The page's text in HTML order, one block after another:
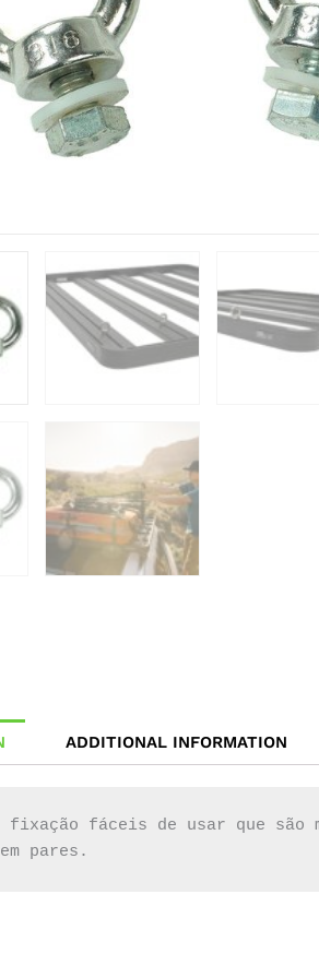
ADDITIONAL INFORMATION
fixação fáceis de usar que
pares.